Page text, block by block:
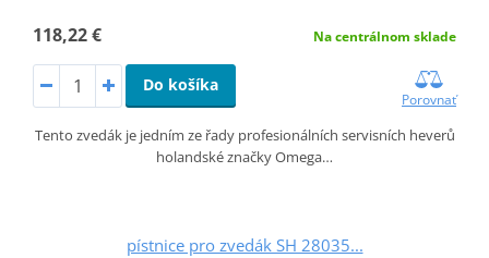
118,22 € Na centrálnom sklade
Do košíka
Porovnať
Tento zvedák je jedním ze řady profesionálních servisních heverů
holandské značky Omega…
pístnice pro zvedák SH 28035...